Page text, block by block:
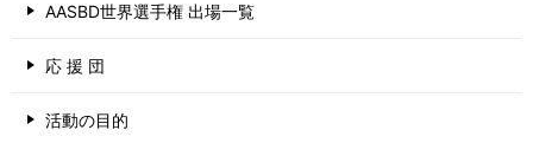
AASBD世界選手権 出場一覧
応 援 団
活動の目的